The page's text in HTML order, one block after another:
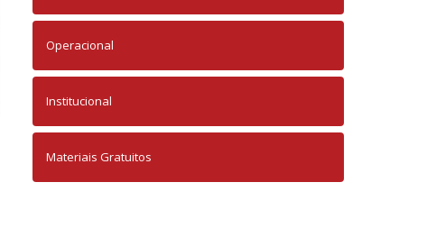
Operacional
Institucional
Materiais Gratuitos